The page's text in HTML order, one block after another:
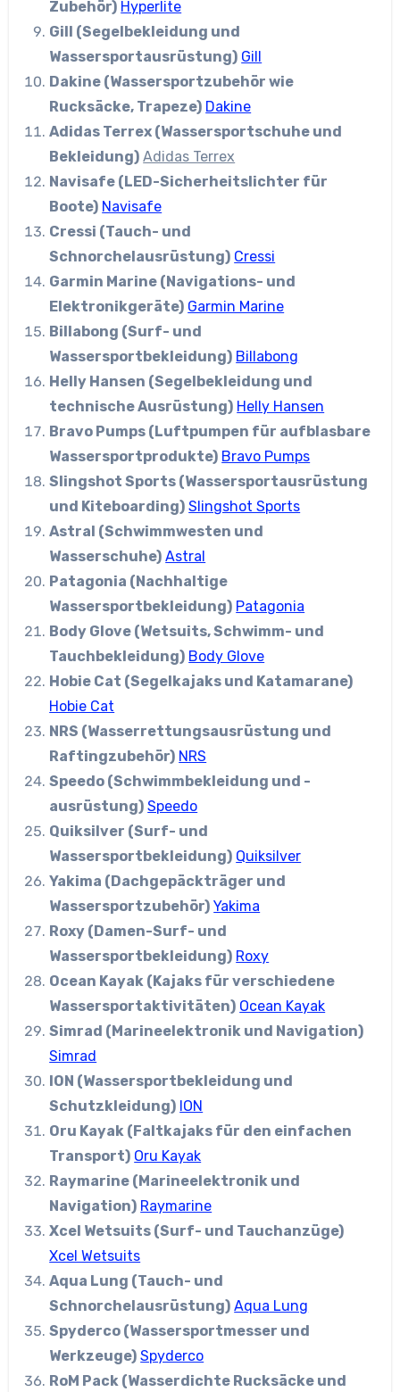
Zubehör) Hyperlite
Gill (Segelbekleidung und
Wassersportausrüstung) Gill
Dakine (Wassersportzubehör wie
Rucksäcke, Trapeze) Dakine
Adidas Terrex (Wassersportschuhe und
Bekleidung) Adidas Terrex
Navisafe (LED-Sicherheitslichter für
Boote) Navisafe
Cressi (Tauch- und
Schnorchelausrüstung) Cressi
Garmin Marine (Navigations- und
Elektronikgeräte) Garmin Marine
Billabong (Surf- und
Wassersportbekleidung) Billabong
Helly Hansen (Segelbekleidung und
technische Ausrüstung) Helly Hansen
Bravo Pumps (Luftpumpen für aufblasbare
Wassersportprodukte) Bravo Pumps
Slingshot Sports (Wassersportausrüstung
und Kiteboarding) Slingshot Sports
Astral (Schwimmwesten und
Wasserschuhe) Astral
Patagonia (Nachhaltige
Wassersportbekleidung) Patagonia
Body Glove (Wetsuits, Schwimm- und
Tauchbekleidung) Body Glove
Hobie Cat (Segelkajaks und Katamarane)
Hobie Cat
NRS (Wasserrettungsausrüstung und
Raftingzubehör) NRS
Speedo (Schwimmbekleidung und -
ausrüstung) Speedo
Quiksilver (Surf- und
Wassersportbekleidung) Quiksilver
Yakima (Dachgepäckträger und
Wassersportzubehör) Yakima
Roxy (Damen-Surf- und
Wassersportbekleidung) Roxy
Ocean Kayak (Kajaks für verschiedene
Wassersportaktivitäten) Ocean Kayak
Simrad (Marineelektronik und Navigation)
Simrad
ION (Wassersportbekleidung und
Schutzkleidung) ION
Oru Kayak (Faltkajaks für den einfachen
Transport) Oru Kayak
Raymarine (Marineelektronik und
Navigation) Raymarine
Xcel Wetsuits (Surf- und Tauchanzüge)
Xcel Wetsuits
Aqua Lung (Tauch- und
Schnorchelausrüstung) Aqua Lung
Spyderco (Wassersportmesser und
Werkzeuge) Spyderco
RoM Pack (Wasserdichte Rucksäcke und